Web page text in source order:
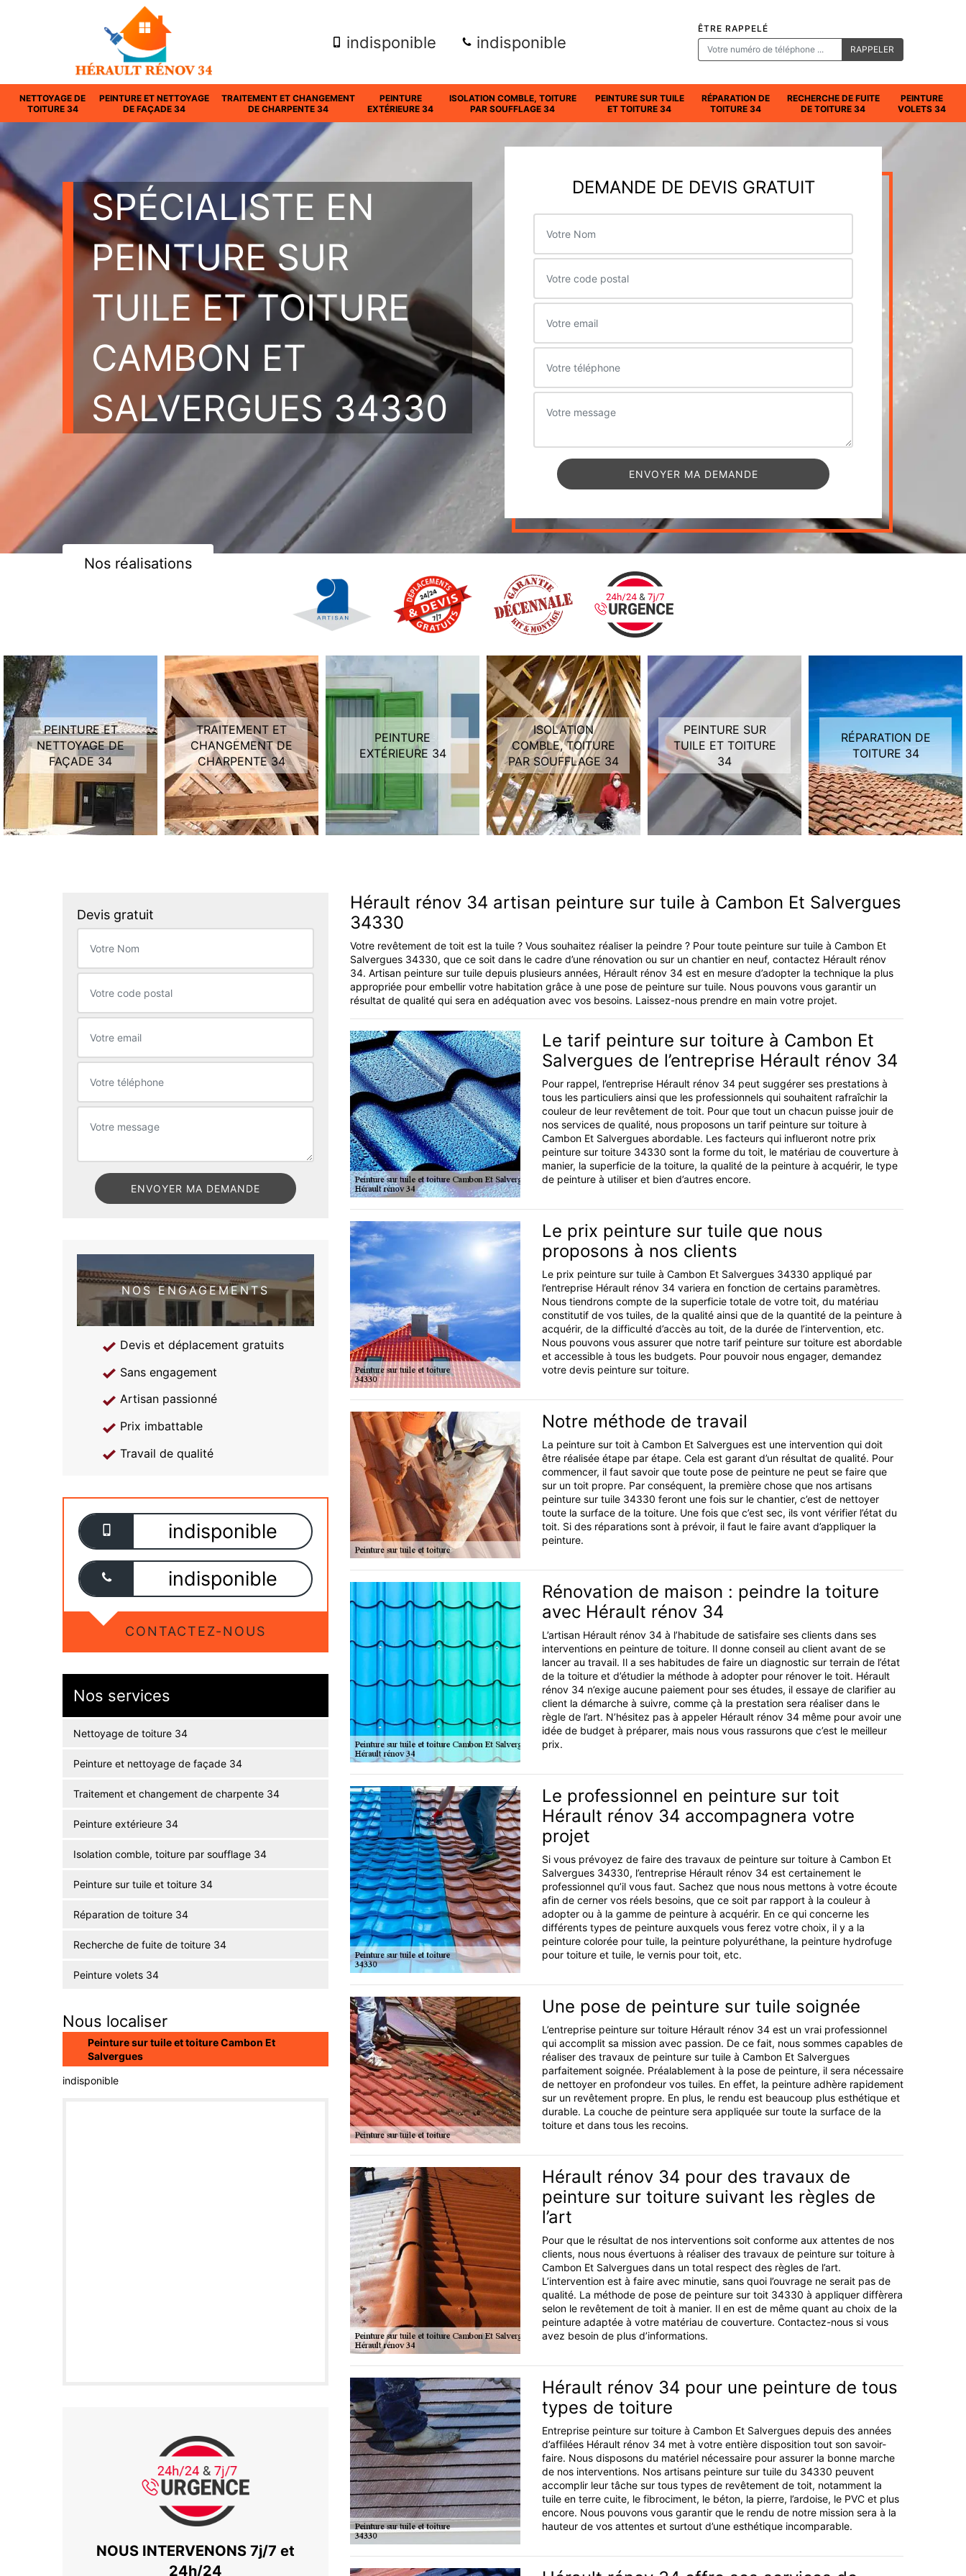
indisponible indisponible
ÊTRE RAPPELÉ
NETTOYAGE DE
TOITURE 34
PEINTURE ET NETTOYAGE
DE FAÇADE 34
TRAITEMENT ET CHANGEMENT
DE CHARPENTE 34
PEINTURE
EXTÉRIEURE 34
ISOLATION COMBLE, TOITURE
PAR SOUFFLAGE 34
PEINTURE SUR TUILE
ET TOITURE 34
RÉPARATION DE
TOITURE 34
RECHERCHE DE FUITE
DE TOITURE 34
PEINTURE
VOLETS 34
SPÉCIALISTE EN
PEINTURE SUR
TUILE ET TOITURE
CAMBON ET
SALVERGUES 34330
Nos réalisations
DEMANDE DE DEVIS GRATUIT
PEINTURE ET
NETTOYAGE DE
FAÇADE 34
TRAITEMENT ET
CHANGEMENT DE
CHARPENTE 34
PEINTURE
EXTÉRIEURE 34
ISOLATION
COMBLE, TOITURE
PAR SOUFFLAGE 34
PEINTURE SUR
TUILE ET TOITURE
34
RÉPARATION DE
TOITURE 34
Devis gratuit
NOS ENGAGEMENTS
Devis et déplacement gratuits
Sans engagement
Artisan passionné
Prix imbattable
Travail de qualité
indisponible
indisponible
CONTACTEZ-NOUS
Nos services
Nettoyage de toiture 34
Peinture et nettoyage de façade 34
Traitement et changement de charpente 34
Peinture extérieure 34
Isolation comble, toiture par soufflage 34
Peinture sur tuile et toiture 34
Réparation de toiture 34
Recherche de fuite de toiture 34
Peinture volets 34
Nous localiser
Peinture sur tuile et toiture Cambon Et
Salvergues
indisponible
NOUS INTERVENONS 7j/7 et
24h/24
Hérault rénov 34 artisan peinture sur tuile à Cambon Et Salvergues
34330
Votre revêtement de toit est la tuile ? Vous souhaitez réaliser la peindre ? Pour toute peinture sur tuile à Cambon Et
Salvergues 34330, que ce soit dans le cadre d’une rénovation ou sur un chantier en neuf, contactez Hérault rénov
34. Artisan peinture sur tuile depuis plusieurs années, Hérault rénov 34 est en mesure d’adopter la technique la plus
appropriée pour embellir votre habitation grâce à une pose de peinture sur tuile. Nous pouvons vous garantir un
résultat de qualité qui sera en adéquation avec vos besoins. Laissez-nous prendre en main votre projet.
Le tarif peinture sur toiture à Cambon Et
Salvergues de l’entreprise Hérault rénov 34
Pour rappel, l’entreprise Hérault rénov 34 peut suggérer ses prestations à
tous les particuliers ainsi que les professionnels qui souhaitent rafraîchir la
couleur de leur revêtement de toit. Pour que tout un chacun puisse jouir de
nos services de qualité, nous proposons un tarif peinture sur toiture à
Cambon Et Salvergues abordable. Les facteurs qui influeront notre prix
peinture sur toiture 34330 sont la forme du toit, le matériau de couverture à
manier, la superficie de la toiture, la qualité de la peinture à acquérir, le type
de peinture à utiliser et bien d’autres encore.
Le prix peinture sur tuile que nous
proposons à nos clients
Le prix peinture sur tuile à Cambon Et Salvergues 34330 appliqué par
l’entreprise Hérault rénov 34 variera en fonction de certains paramètres.
Nous tiendrons compte de la superficie totale de votre toit, du matériau
constitutif de vos tuiles, de la qualité ainsi que de la quantité de la peinture à
acquérir, de la difficulté d’accès au toit, de la durée de l’intervention, etc.
Nous pouvons vous assurer que notre tarif peinture sur toiture est abordable
et accessible à tous les budgets. Pour pouvoir nous engager, demandez
votre devis peinture sur toiture.
Notre méthode de travail
La peinture sur toit à Cambon Et Salvergues est une intervention qui doit
être réalisée étape par étape. Cela est garant d’un résultat de qualité. Pour
commencer, il faut savoir que toute pose de peinture ne peut se faire que
sur un toit propre. Par conséquent, la première chose que nos artisans
peinture sur tuile 34330 feront une fois sur le chantier, c’est de nettoyer
toute la surface de la toiture. Une fois que c’est sec, ils vont vérifier l’état du
toit. Si des réparations sont à prévoir, il faut le faire avant d’appliquer la
peinture.
Rénovation de maison : peindre la toiture
avec Hérault rénov 34
L’artisan Hérault rénov 34 à l’habitude de satisfaire ses clients dans ses
interventions en peinture de toiture. Il donne conseil au client avant de se
lancer au travail. Il a ses habitudes de faire un diagnostic sur terrain de l’état
de la toiture et d’étudier la méthode à adopter pour rénover le toit. Hérault
rénov 34 n’exige aucune paiement pour ses études, il essaye de clarifier au
client la démarche à suivre, comme çà la prestation sera réaliser dans le
règle de l’art. N’hésitez pas à appeler Hérault rénov 34 même pour avoir une
idée de budget à préparer, mais nous vous rassurons que c’est le meilleur
prix.
Le professionnel en peinture sur toit
Hérault rénov 34 accompagnera votre
projet
Si vous prévoyez de faire des travaux de peinture sur toiture à Cambon Et
Salvergues 34330, l’entreprise Hérault rénov 34 est certainement le
professionnel qu’il vous faut. Sachez que nous nous mettons à votre écoute
afin de cerner vos réels besoins, que ce soit par rapport à la couleur à
adopter ou à la gamme de peinture à acquérir. En ce qui concerne les
différents types de peinture auxquels vous ferez votre choix, il y a la
peinture colorée pour tuile, la peinture polyuréthane, la peinture hydrofuge
pour toiture et tuile, le vernis pour toit, etc.
Une pose de peinture sur tuile soignée
L’entreprise peinture sur toiture Hérault rénov 34 est un vrai professionnel
qui accomplit sa mission avec passion. De ce fait, nous sommes capables de
réaliser des travaux de peinture sur tuile à Cambon Et Salvergues
parfaitement soignée. Préalablement à la pose de peinture, il sera nécessaire
de nettoyer en profondeur vos tuiles. En effet, la peinture adhère rapidement
sur un revêtement propre. En plus, le rendu est beaucoup plus esthétique et
durable. La couche de peinture sera appliquée sur toute la surface de la
toiture et dans tous les recoins.
Hérault rénov 34 pour des travaux de
peinture sur toiture suivant les règles de
l’art
Pour que le résultat de nos interventions soit conforme aux attentes de nos
clients, nous nous évertuons à réaliser des travaux de peinture sur toiture à
Cambon Et Salvergues dans un total respect des règles de l’art.
L’intervention est à faire avec minutie, sans quoi l’ouvrage ne serait pas de
qualité. La méthode de pose de peinture sur toit 34330 à appliquer diffèrera
selon le revêtement de toit à manier. Il en est de même quant au choix de la
peinture adaptée à votre matériau de couverture. Contactez-nous si vous
avez besoin de plus d’informations.
Hérault rénov 34 pour une peinture de tous
types de toiture
Entreprise peinture sur toiture à Cambon Et Salvergues depuis des années
d’affilées Hérault rénov 34 met à votre entière disposition tout son savoir-
faire. Nous disposons du matériel nécessaire pour assurer la bonne marche
de nos interventions. Nos artisans peinture sur tuile du 34330 peuvent
accomplir leur tâche sur tous types de revêtement de toit, notamment la
tuile en terre cuite, le fibrociment, le béton, la pierre, l’ardoise, le PVC et plus
encore. Nous pouvons vous garantir que le rendu de notre mission sera à la
hauteur de vos attentes et surtout d’une esthétique incomparable.